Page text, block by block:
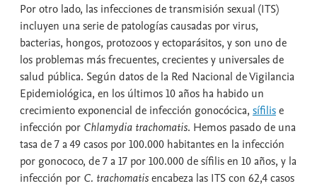
Por otro lado, las infecciones de transmisión sexual (ITS)
incluyen una serie de patologías causadas por virus,
bacterias, hongos, protozoos y ectoparásitos, y son uno de
los problemas más frecuentes, crecientes y universales de
salud pública. Según datos de la Red Nacional de Vigilancia
Epidemiológica, en los últimos 10 años ha habido un
crecimiento exponencial de infección gonocócica, sífilise
infección por Chlamydia trachomatis. Hemos pasado de una
tasa de 7 a 49 casos por 100.000 habitantes en la infección
por gonococo, de 7 a 17 por 100.000 de sífilis en 10 años, y la
infección por C. trachomatisencabeza las ITS con 62,4 casos